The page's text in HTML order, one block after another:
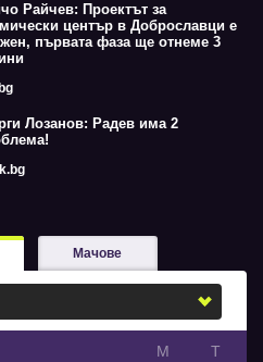
Райчев: Проектът за
център в Доброславци е
първата фаза ще отнеме 3
Лозанов: Радев има 2
Мачове
М Т